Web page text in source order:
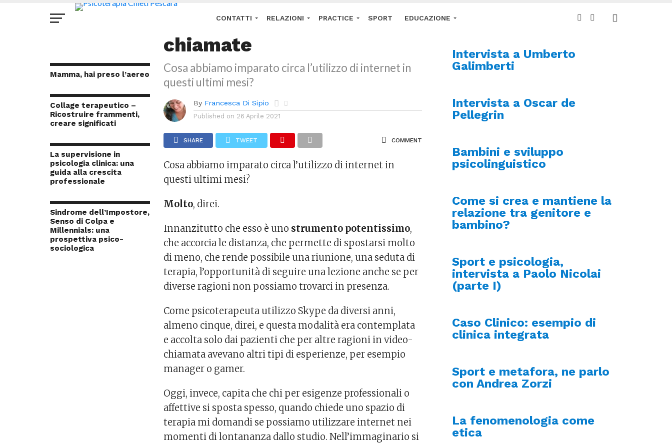
CONTATTI RELAZIONI PRACTICE SPORT EDUCAZIONE
TERMINI E CONDIZIONI
Mamma, hai preso l’aereo
Collage terapeutico –
Ricostruire frammenti,
creare significati
La supervisione in
psicologia clinica: una
guida alla crescita
professionale
Sindrome dell’Impostore,
Senso di Colpa e
Millennials: una
prospettiva psico-
sociologica
ANALISI TRANSAZIONALE
In overdose da video-
chiamate
Cosa abbiamo imparato circa l’utilizzo di internet in
questi ultimi mesi?
By Francesca Di Sipio
Published on 26 Aprile 2021
SHARE TWEET COMMENT
Cosa abbiamo imparato circa l’utilizzo di internet in
questi ultimi mesi?
Molto, direi.
Innanzitutto che esso è uno strumento potentissimo,
che accorcia le distanza, che permette di spostarsi molto
di meno, che rende possibile una riunione, una seduta di
terapia, l’opportunità di seguire una lezione anche se per
diverse ragioni non possiamo trovarci in presenza.
Come psicoterapeuta utilizzo Skype da diversi anni,
almeno cinque, direi, e questa modalità era contemplata
e accolta solo dai pazienti che per altre ragioni in video-
chiamata avevano altri tipi di esperienze, per esempio
manager o gamer.
Oggi, invece, capita che chi per esigenze professionali o
affettive si sposta spesso, quando chiede uno spazio di
terapia mi domandi se possiamo utilizzare internet nei
momenti di lontananza dallo studio. Nell’immaginario si
Intervista a Umberto
Galimberti
Intervista a Oscar de
Pellegrin
Bambini e sviluppo
psicolinguistico
Come si crea e mantiene la
relazione tra genitore e
bambino?
Sport e psicologia,
intervista a Paolo Nicolai
(parte I)
Caso Clinico: esempio di
clinica integrata
Sport e metafora, ne parlo
con Andrea Zorzi
La fenomenologia come
etica